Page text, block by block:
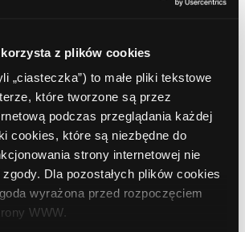
z plików cookies
„ciasteczka”) to małe pliki tekstowe
które tworzone są przez
podczas przeglądania każdej
cookies, które są niezbędne do
strony internetowej nie
Dla pozostałych plików cookies
wyrażona przed rozpoczęciem
WWW.
wysokości raty jest propozycja Kasy
plasuje się Crédit Agricole z
i ofertą dedykowaną
Wybór odpowiedniego
zależy więc nie tylko od wysokości
od indywidualnych priorytetów
ważniejszy jest niski całkowity koszt,
zobowiązanie.